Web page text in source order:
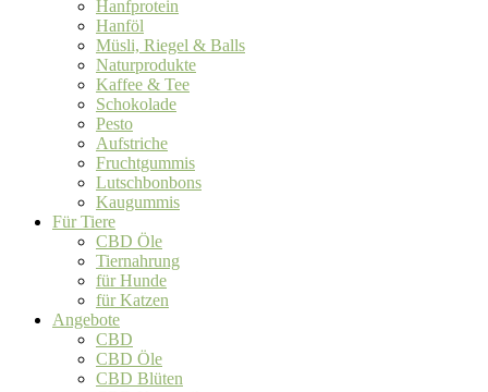
Hanfprotein
Hanföl
Müsli, Riegel & Balls
Naturprodukte
Kaffee & Tee
Schokolade
Pesto
Aufstriche
Fruchtgummis
Lutschbonbons
Kaugummis
Für Tiere
CBD Öle
Tiernahrung
für Hunde
für Katzen
Angebote
CBD
CBD Öle
CBD Blüten